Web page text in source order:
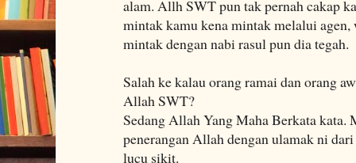
alam. Allh SWT pun tak pernah cakap
mintak kamu kena mintak melalui
mintak dengan nabi rasul pun dia tegah.
Salah ke kalau orang ramai dan orang
Allah SWT?
Sedang Allah Yang Maha Berkata kata.
penerangan Allah dengan ulamak ni
lucu sikit.